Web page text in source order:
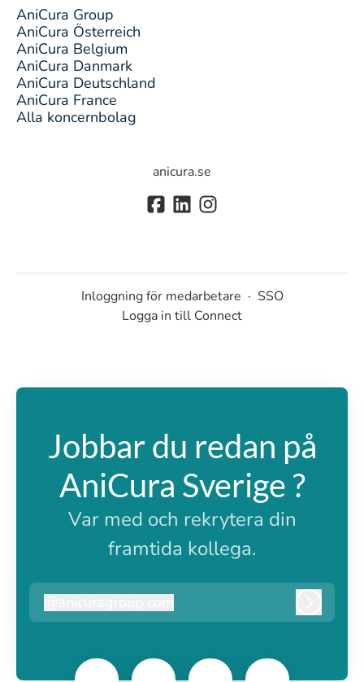
AniCura Group
AniCura Österreich
AniCura Belgium
AniCura Danmark
AniCura Deutschland
AniCura France
Alla koncernbolag
anicura.se
Inloggning för medarbetare · SSO
Logga in till Connect
Jobbar du redan på
AniCura Sverige ?
Var med och rekrytera din
framtida kollega.
anicuragroup.com